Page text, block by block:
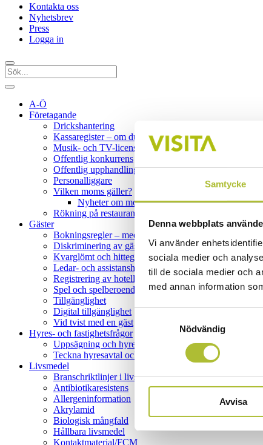
Samtycke
Denna webbplats
Vi använder
sociala medier och
till de sociala medier och
med annan information
Nödvändig
Avvisa
Kontakta oss
Nyhetsbrev
Press
Logga in
A-Ö
Företagande
Drickshantering
Kassaregister – om du säljer varor eller tjänster
Musik- och TV-licenser
Offentlig konkurrens
Offentlig upphandling
Personalliggare
Vilken moms gäller?
Nyheter om moms i besöksnäringen
Rökning på restauranger och hotell
Gäster
Bokningsregler – medlem i Visita
Diskriminering av gäster
Kvarglömt och hittegods
Ledar- och assistanshund på restaurang
Registrering av hotellgäster och andra övernattande
Spel och spelberoende
Tillgänglighet
Digital tillgänglighet
Vid tvist med en gäst
Hyres- och fastighetsfrågor
Uppsägning och hyresförhandling
Teckna hyresavtal och standardhyreskontrakt
Livsmedel
Branschriktlinjer i livsmedelshygien
Antibiotikaresistens
Allergeninformation
Akrylamid
Biologisk mångfald
Hållbara livsmedel
Kontaktmaterial/FCM